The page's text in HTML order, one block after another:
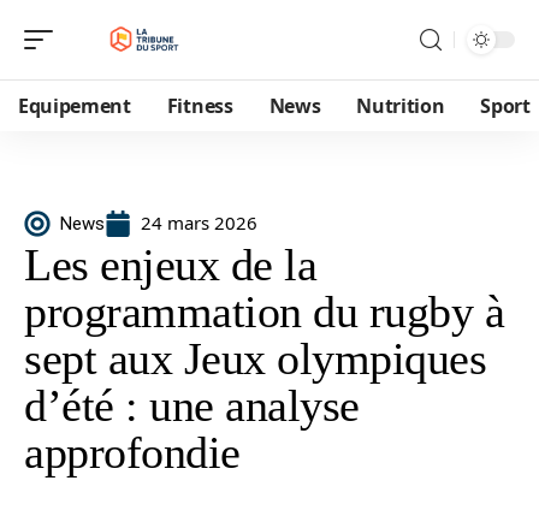
Equipement Fitness News Nutrition Sport
News 24 mars 2026
Les enjeux de la
programmation du rugby à
sept aux Jeux olympiques
d’été : une analyse
approfondie